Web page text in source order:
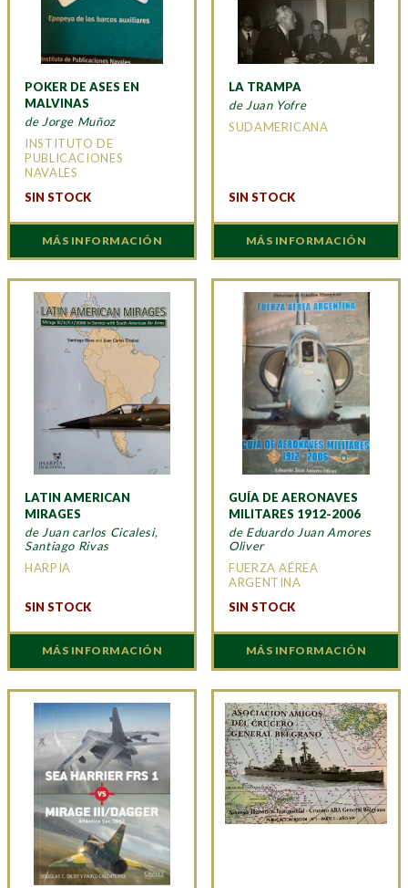
POKER DE ASES EN
MALVINAS
de Jorge Muñoz
INSTITUTO DE
PUBLICACIONES
NAVALES
SIN STOCK
MÁS INFORMACIÓN
LA TRAMPA
de Juan Yofre
SUDAMERICANA
SIN STOCK
MÁS INFORMACIÓN
LATIN AMERICAN
MIRAGES
de Juan carlos Cicalesi,
Santiago Rivas
HARPIA
SIN STOCK
MÁS INFORMACIÓN
GUÍA DE AERONAVES
MILITARES 1912-2006
de Eduardo Juan Amores
Oliver
FUERZA AÉREA
ARGENTINA
SIN STOCK
MÁS INFORMACIÓN